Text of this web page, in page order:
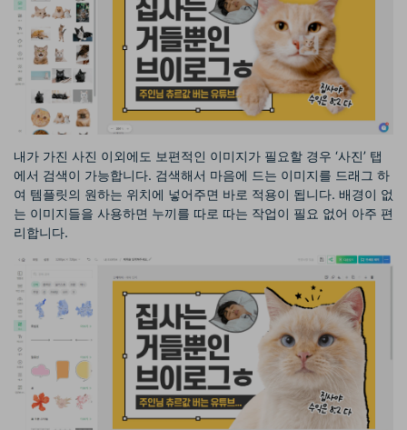
내가 가진 사진 이외에도 보편적인 이미지가 필요할 경우 ‘사진’ 탭
에서 검색이 가능합니다. 검색해서 마음에 드는 이미지를 드래그 하
여 템플릿의 원하는 위치에 넣어주면 바로 적용이 됩니다. 배경이 없
는 이미지들을 사용하면 누끼를 따로 따는 작업이 필요 없어 아주 편
리합니다.